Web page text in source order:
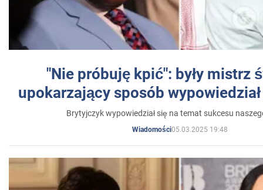
"Nie próbuję kpić": były mistrz
upokarzający sposób
Brytyjczyk wypowiedział się na temat sukcesu
Wiadomości05.03.2025 19:48